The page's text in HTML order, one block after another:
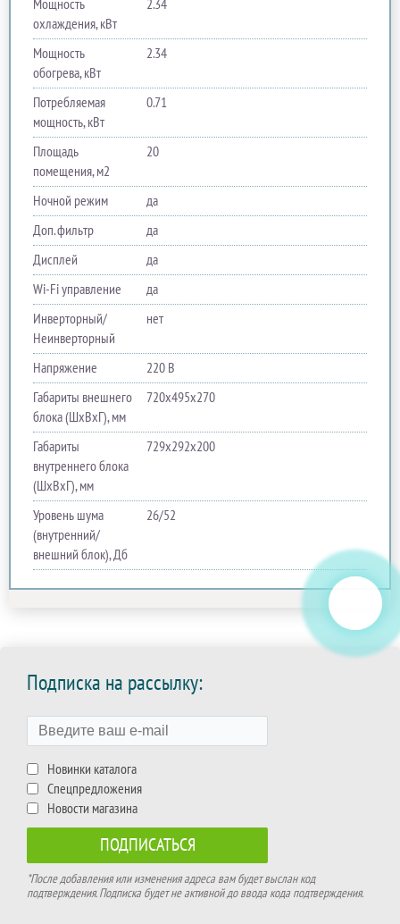
Мощность
охлаждения, кВт
2.34
Мощность
обогрева, кВт
2.34
Потребляемая
мощность, кВт
0.71
Площадь
помещения, м2
20
Ночной режим
да
Доп. фильтр
да
Дисплей
да
Wi-Fi управление
да
Инверторный/
Неинверторный
нет
Напряжение
220 В
Габариты внешнего
блока (ШхВхГ), мм
720х495х270
Габариты
внутреннего блока
(ШхВхГ), мм
729х292х200
Уровень шума
(внутренний/
внешний блок), Дб
26/52
Подписка на рассылку:
Новинки каталога
Спецпредложения
Новости магазина
*После добавления или изменения адреса вам будет выслан код
подтверждения. Подписка будет не активной до ввода кода подтверждения.